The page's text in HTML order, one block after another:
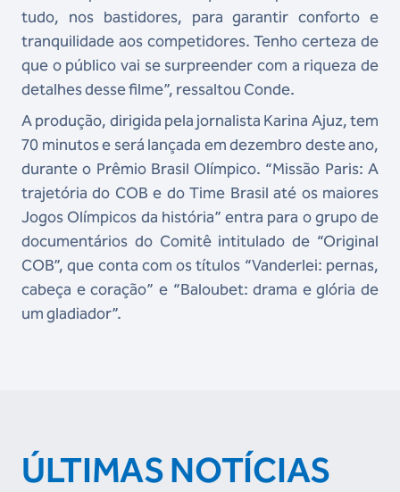
tudo, nos bastidores, para garantir conforto e
tranquilidade aos competidores. Tenho certeza de
que o público vai se surpreender com a riqueza de
detalhes desse filme”, ressaltou Conde.
A produção, dirigida pela jornalista Karina Ajuz, tem
70 minutos e será lançada em dezembro deste ano,
durante o Prêmio Brasil Olímpico. “Missão Paris: A
trajetória do COB e do Time Brasil até os maiores
Jogos Olímpicos da história” entra para o grupo de
documentários do Comitê intitulado de “Original
COB”, que conta com os títulos “Vanderlei: pernas,
cabeça e coração” e “Baloubet: drama e glória de
um gladiador”.
ÚLTIMAS NOTÍCIAS